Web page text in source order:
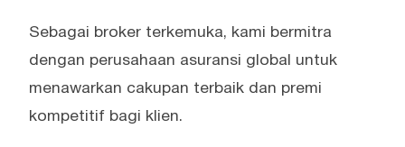
Sebagai broker terkemuka, kami bermitra
dengan perusahaan asuransi global untuk
menawarkan cakupan terbaik dan premi
kompetitif bagi klien.